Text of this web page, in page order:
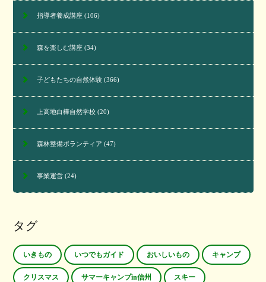
指導者養成講座(106)
森を楽しむ講座(34)
子どもたちの自然体験(366)
上高地白樺自然学校(20)
森林整備ボランティア (47)
事業運営(24)
タグ
いきもの いつでもガイド おいしいもの キャンプ
クリスマス サマーキャンプin信州 スキー